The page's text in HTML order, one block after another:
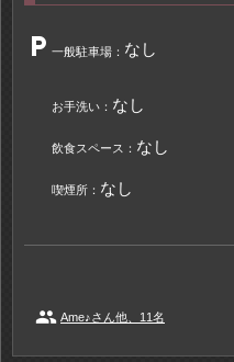
local_parking 一般駐車場： なし
お手洗い： なし
飲食スペース： なし
喫煙所： なし
people Ame♪さん他、11名